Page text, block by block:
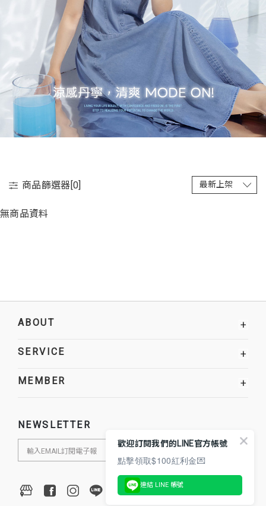
商品篩選器[0]
無商品資料
ABOUT +
SERVICE +
MEMBER +
NEWSLETTER
歡迎訂閱我們的LINE官方帳號
點擊領取$100紅利金💌
連結 LINE 帳號